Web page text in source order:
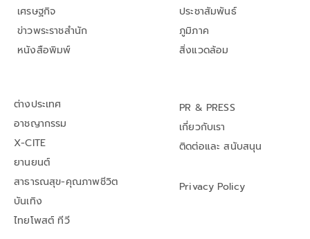
เศรษฐกิจ
ข่าวพระราชสำนัก
หนังสือพิมพ์
ประชาสัมพันธ์
ภูมิภาค
สิ่งแวดล้อม
ต่างประเทศ
อาชญากรรม
X-CITE
ยานยนต์
สาธารณสุข-คุณภาพชีวิต
บันเทิง
ไทยโพสต์ ทีวี
PR & PRESS
เกี่ยวกับเรา
ติดต่อและ สนับสนุน
Privacy Policy